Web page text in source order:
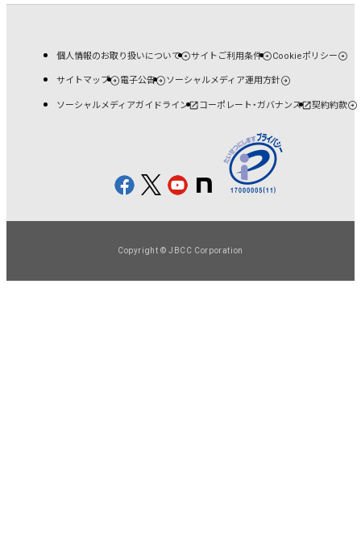
個人情報のお取り扱いについて サイトご利用条件 Cookieポリシー
サイトマップ 電子公告 ソーシャルメディア運用方針
ソーシャルメディアガイドライン コーポレート・ガバナンス 契約約款
Copyright © JBCC Corporation